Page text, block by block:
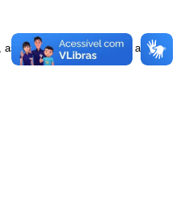
as dotações orçamentárias a